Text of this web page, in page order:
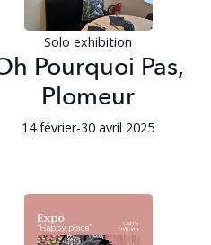
Solo exhibition
Pourquoi Pas,
Plomeur
14 février-30 avril 2025